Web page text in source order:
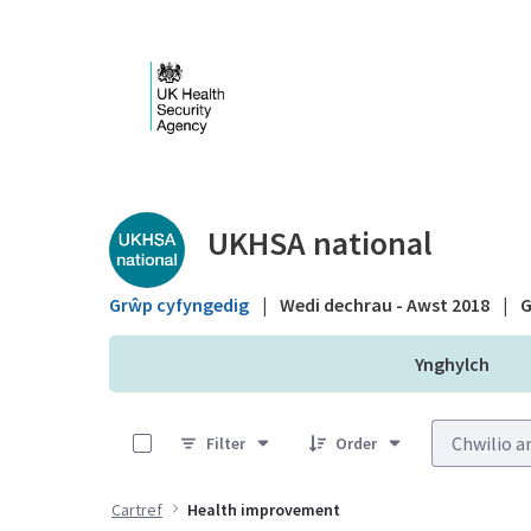
Public library -
UKHSA national
Grŵp cyfyngedig | Wedi dechrau - Awst 2018 |
Ynghylch
Filter
Order
Cartref Health improvement